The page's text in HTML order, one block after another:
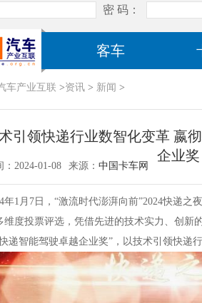
客车
车产业互联 >资讯 > 新闻 >
引领快递行业数智化变革 嬴
企业奖
：2024-01-08 来源： 中国卡车网
年1月7日，“激流时代澎湃向前”2024快递
维度投票评选，凭借先进的技术实力、创新
递智能驾驶卓越企业奖”，以技术引领快递